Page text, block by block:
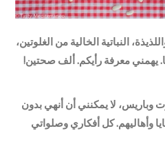
النباتية الخالية من الغلوتين،
يهمني معرفة رأيكم. ألف صحتين!
وباريس، لا يمكنني أن أنهي بدون
وأهاليهم. كل أفكاري وصلواتي